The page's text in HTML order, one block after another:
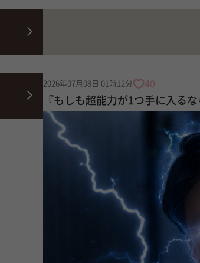
2026年07月08日 01時12分 40
『もしも超能力が1つ手に入るな